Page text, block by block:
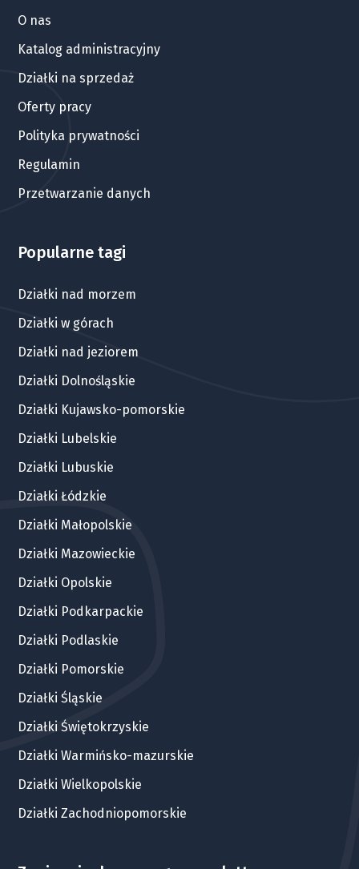
O nas
Katalog administracyjny
Działki na sprzedaż
Oferty pracy
Polityka prywatności
Regulamin
Przetwarzanie danych
Popularne tagi
Działki nad morzem
Działki w górach
Działki nad jeziorem
Działki Dolnośląskie
Działki Kujawsko-pomorskie
Działki Lubelskie
Działki Lubuskie
Działki Łódzkie
Działki Małopolskie
Działki Mazowieckie
Działki Opolskie
Działki Podkarpackie
Działki Podlaskie
Działki Pomorskie
Działki Śląskie
Działki Świętokrzyskie
Działki Warmińsko-mazurskie
Działki Wielkopolskie
Działki Zachodniopomorskie